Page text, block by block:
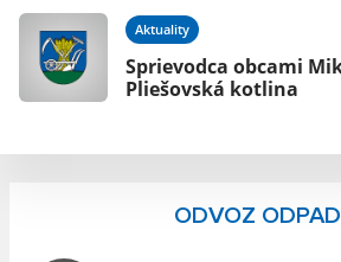
Aktuality
Sprievodca obcami
Pliešovská kotlina
ODVOZ